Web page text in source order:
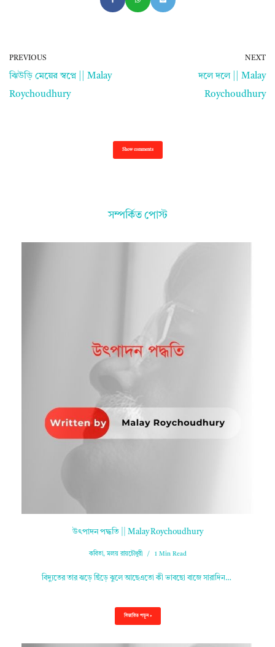
PREVIOUS
ঝিউড়ি মেয়ের স্বপ্নে || Malay
Roychoudhury
NEXT
দলে দলে || Malay
Roychoudhury
Show comments
সম্পর্কিত পোস্ট
উৎপাদন পদ্ধতি || Malay Roychoudhury
কবিতা,মলয় রায়চৌধুরী 1 Min Read
বিদ্যুতের তার ঝড়ে ছিঁড়ে ঝুলে আছেএতো কী ভাবছো বাজে সারাদিন…
বিস্তারিত পড়ুন »